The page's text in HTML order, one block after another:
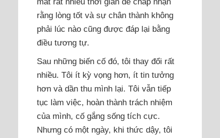
rằng lòng tốt và sự chân thành không
phải lúc nào cũng được đáp lại bằng
điều tương tự.
Sau những biến cố đó, tôi thay đổi rất
nhiều. Tôi ít kỳ vọng hơn, ít tin tưởng
hơn và dần thu mình lại. Tôi vẫn tiếp
tục làm việc, hoàn thành trách nhiệm
của mình, cố gắng sống tích cực.
Nhưng có một ngày, khi thức dậy, tôi